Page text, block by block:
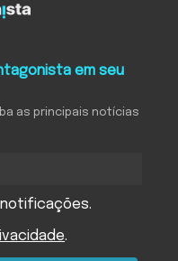
em seu
as principais notícias
.